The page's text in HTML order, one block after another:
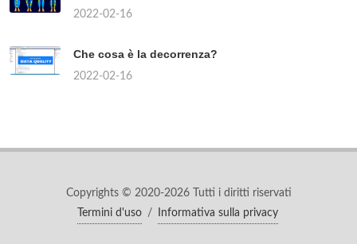
2022-02-16
Che cosa è la decorrenza?
2022-02-16
Copyrights © 2020-2026 Tutti i diritti riservati
Termini d'uso
/ Informativa sulla privacy